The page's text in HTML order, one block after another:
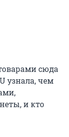
сюда
узнала, чем
и кто